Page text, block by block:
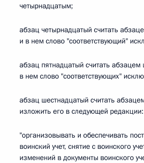
четырнадцатым;
абзац четырнадцатый считать
и в нем слово "соответствующий"
абзац пятнадцатый считать
в нем слово "соответствующих"
абзац шестнадцатый считать
изложить его в следующей редакции:
"организовывать и обеспечивать
воинский учет, снятие с воинского
изменений в документы воинского